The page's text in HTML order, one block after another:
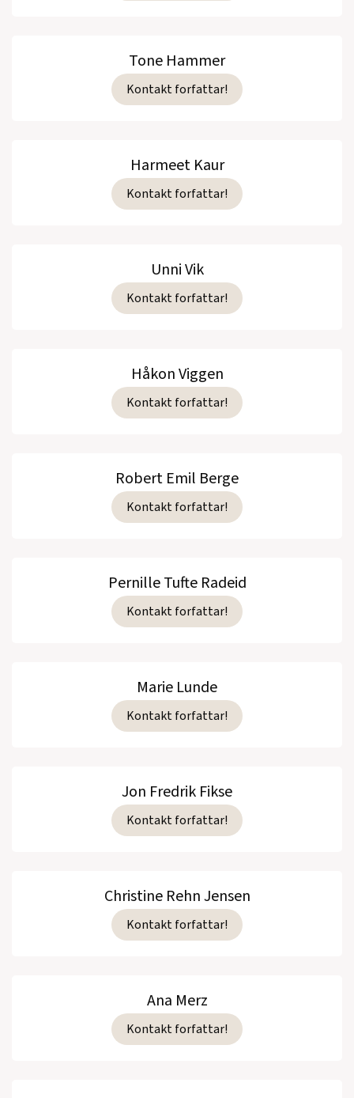
Tone Hammer
Kontakt forfattar!
Harmeet Kaur
Kontakt forfattar!
Unni Vik
Kontakt forfattar!
Håkon Viggen
Kontakt forfattar!
Robert Emil Berge
Kontakt forfattar!
Pernille Tufte Radeid
Kontakt forfattar!
Marie Lunde
Kontakt forfattar!
Jon Fredrik Fikse
Kontakt forfattar!
Christine Rehn Jensen
Kontakt forfattar!
Ana Merz
Kontakt forfattar!